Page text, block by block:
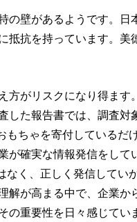
壁があるようです。日
抵抗を持っています。
方がリスクになり得ま
た報告書では、調査対
もちゃを寄付している
が確実な情報発信をし
く、正しく発信してい
解が高まる中で、企業
重要性を日々感じてい